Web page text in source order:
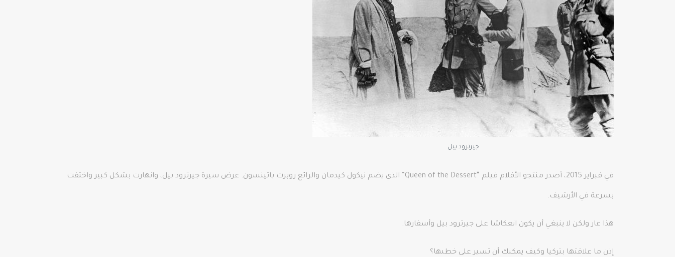
جيرترود بيل
في فبراير 2015، أصدر منتجو الأفلام فيلم “Queen of the Dessert” الذي يضم نيكول كيدمان والرائع روبرت باتينسون. عرض سيرة جيرترود بيل، وانهارت بشكل كبير واختفت
بسرعة في الأرشيف.
هذا عار ولكن لا ينبغي أن يكون انعكاسًا على جيرترود بيل وأسفارها.
إذن ما علاقتها بتركيا وكيف يمكنك أن تسير على خطىها؟